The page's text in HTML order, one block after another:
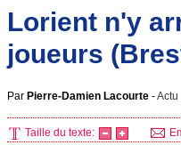
Lorient n'y
joueurs
Par Pierre-Damien Lacourte -Actu
Taille du texte: